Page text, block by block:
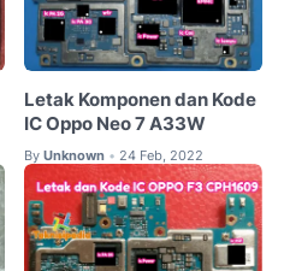
Letak Komponen dan Kode
IC Oppo Neo 7 A33W
By Unknown • 24 Feb, 2022